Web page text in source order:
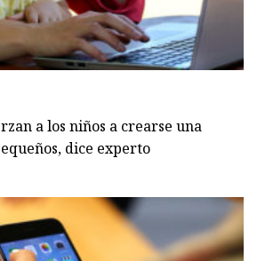
a los niños a crearse una
dice experto